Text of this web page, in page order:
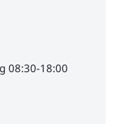
08:30-18:00